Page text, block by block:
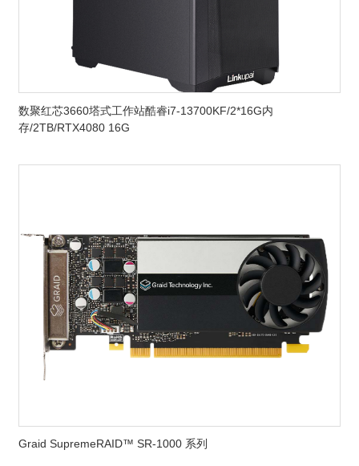
数聚红芯3660塔式工作站酷睿i7-13700KF/2*16G内
存/2TB/RTX4080 16G
Graid SupremeRAID™ SR-1000 系列